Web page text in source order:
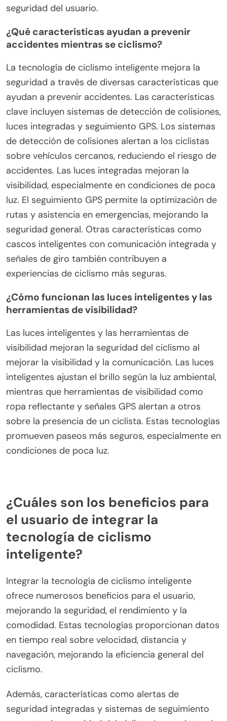
seguridad del usuario.
¿Qué características ayudan a prevenir
accidentes mientras se ciclismo?
La tecnología de ciclismo inteligente mejora la
seguridad a través de diversas características que
ayudan a prevenir accidentes. Las características
clave incluyen sistemas de detección de colisiones,
luces integradas y seguimiento GPS. Los sistemas
de detección de colisiones alertan a los ciclistas
sobre vehículos cercanos, reduciendo el riesgo de
accidentes. Las luces integradas mejoran la
visibilidad, especialmente en condiciones de poca
luz. El seguimiento GPS permite la optimización de
rutas y asistencia en emergencias, mejorando la
seguridad general. Otras características como
cascos inteligentes con comunicación integrada y
señales de giro también contribuyen a
experiencias de ciclismo más seguras.
¿Cómo funcionan las luces inteligentes y las
herramientas de visibilidad?
Las luces inteligentes y las herramientas de
visibilidad mejoran la seguridad del ciclismo al
mejorar la visibilidad y la comunicación. Las luces
inteligentes ajustan el brillo según la luz ambiental,
mientras que herramientas de visibilidad como
ropa reflectante y señales GPS alertan a otros
sobre la presencia de un ciclista. Estas tecnologías
promueven paseos más seguros, especialmente en
condiciones de poca luz.
¿Cuáles son los beneficios para
el usuario de integrar la
tecnología de ciclismo
inteligente?
ofrece numerosos beneficios para el usuario,
mejorando la seguridad, el rendimiento y la